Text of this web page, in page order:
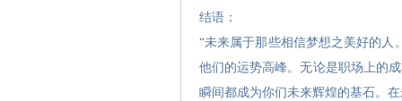
结语：
“未来属于那些相信梦想之美好的人
他们的运势高峰。无论是职场上的
瞬间都成为你们未来辉煌的基石。